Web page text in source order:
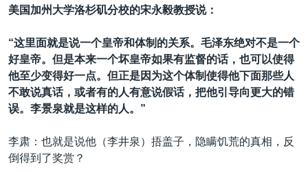
美国加州大学洛杉矶分校的宋永毅教授说：
“这里面就是说一个皇帝和体制的关系。毛泽东绝对不是一个
好皇帝。但是本来一个坏皇帝如果有监督的话，也可以使得
他至少变得好一点。但正是因为这个体制使得他下面那些人
不敢说真话，或者有的人有意说假话，把他引导向更大的错
误。李景泉就是这样的人。”
李肃：也就是说他（李井泉）捂盖子，隐瞒饥荒的真相，反
倒得到了奖赏？